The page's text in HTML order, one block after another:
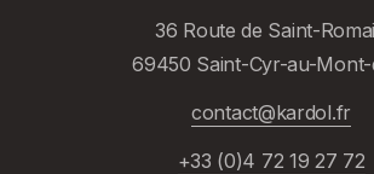
36 Route de Saint-
69450 Saint-Cyr-au-
contact@kardol.fr
+33 (0)4 72 19 27 72